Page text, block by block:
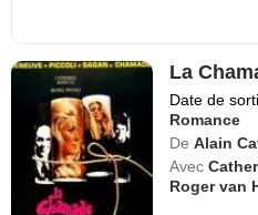
La
Date de
Romance
De Alain
Avec
Roger van